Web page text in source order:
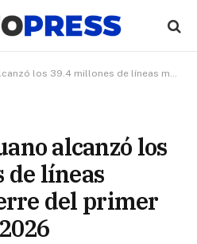
de líneas móviles al cierre del primer trimestre de 2026
alcanzó los
de líneas
del primer